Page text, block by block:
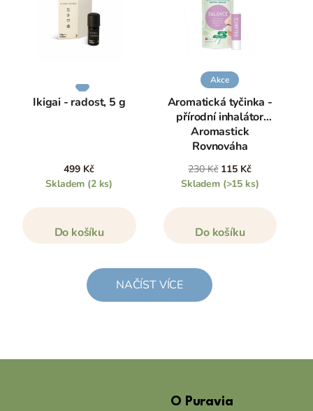
Ikigai - radost, 5 g
499 Kč
Skladem (2 ks)
Do košíku
Akce
Aromatická tyčinka -
přírodní inhalátor
Aromastick
Rovnováha
230 Kč 115 Kč
Skladem (>15 ks)
Do košíku
NAČÍST VÍCE
O Puravia